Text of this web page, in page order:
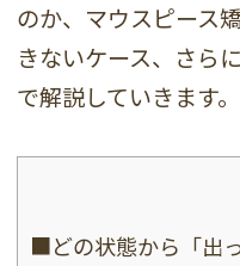
のか、マウスピース
きないケース、さら
で解説していきます。
■どの状態から「出